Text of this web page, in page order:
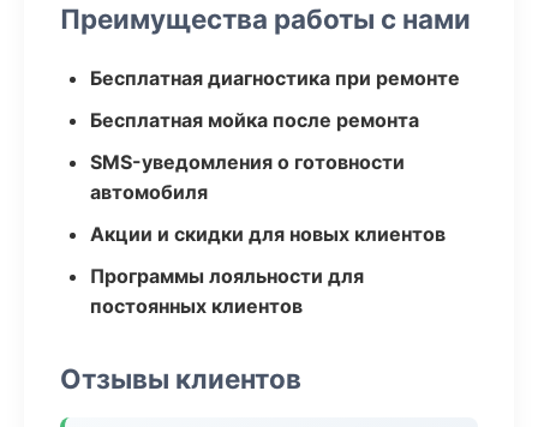
Преимущества работы с нами
Бесплатная диагностика при ремонте
Бесплатная мойка после ремонта
SMS-уведомления о готовности
автомобиля
Акции и скидки для новых клиентов
Программы лояльности для
постоянных клиентов
Отзывы клиентов